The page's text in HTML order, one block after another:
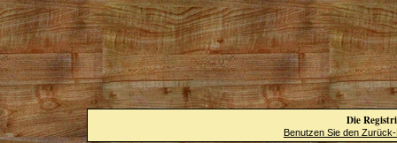
Die
Benutzen Sie den